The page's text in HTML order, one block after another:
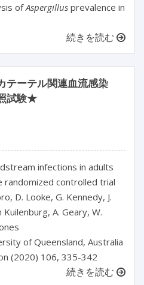
ofAspergillus prevalence in
続きを読む
テーテル関連血流感染
試験★
infections in adults
randomized controlled trial
D. Looke, G. Kennedy, J.
Kuilenburg, A. Geary, W.
of Queensland, Australia
(2020) 106, 335-342
続きを読む